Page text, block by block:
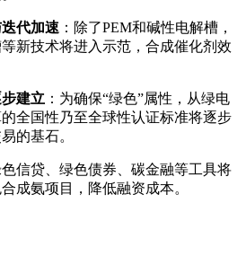
代加速 ：除了PEM和碱性电解槽，
新技术将进入示范，合成催化剂效
建立 ：为确保“绿色”属性，从绿电
全国性乃至全球性认证标准将逐步
的基石。
色信贷、绿色债券、碳金融等工具将
成氨项目，降低融资成本。